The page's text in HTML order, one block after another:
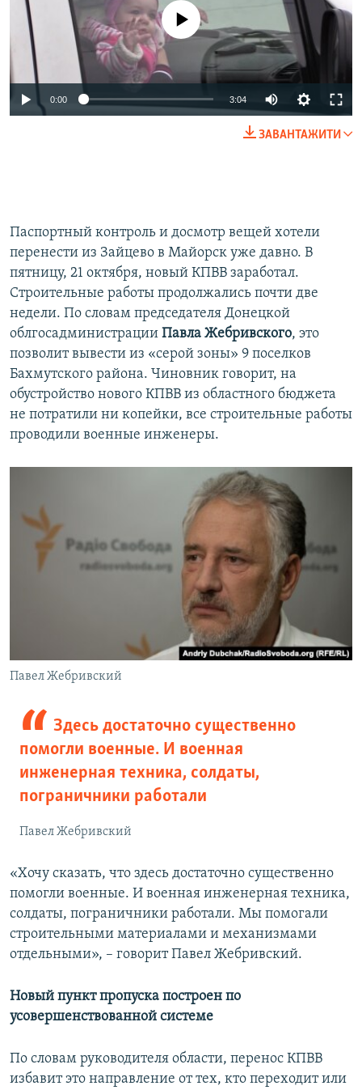
No media source currently available
0:00 3:04
ЗАВАНТАЖИТИ
Паспортный контроль и досмотр вещей хотели
перенести из Зайцево в Майорск уже давно. В
пятницу, 21 октября, новый КПВВ заработал.
Строительные работы продолжались почти две
недели. По словам председателя Донецкой
облгосадминистрации Павла Жебривского, это
позволит вывести из «серой зоны» 9 поселков
Бахмутского района. Чиновник говорит, на
обустройство нового КПВВ из областного бюджета
не потратили ни копейки, все строительные работы
проводили военные инженеры.
Павел Жебривский
Здесь достаточно существенно
помогли военные. И военная
инженерная техника, солдаты,
пограничники работали
Павел Жебривский
«Хочу сказать, что здесь достаточно существенно
помогли военные. И военная инженерная техника,
солдаты, пограничники работали. Мы помогали
строительными материалами и механизмами
отдельными», – говорит Павел Жебривский.
Новый пункт пропуска построен по
усовершенствованной системе
По словам руководителя области, перенос КПВВ
избавит это направление от тех, кто переходит или